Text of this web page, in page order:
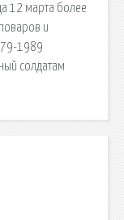
12 марта более
и
1989
солдатам